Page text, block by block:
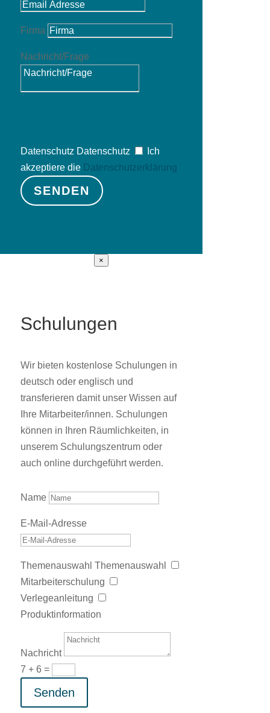
Firma
Nachricht/Frage
Datenschutz Datenschutz
Ich
akzeptiere die Datenschutzerklärung
SENDEN
×
Schulungen
Wir bieten kostenlose Schulungen in
deutsch oder englisch und
transferieren damit unser Wissen auf
Ihre Mitarbeiter/innen. Schulungen
können in Ihren Räumlichkeiten, in
unserem Schulungszentrum oder
auch online durchgeführt werden.
Name
E-Mail-Adresse
Themenauswahl Themenauswahl
Mitarbeiterschulung
Verlegeanleitung
Produktinformation
Nachricht
7 + 6 =
Senden